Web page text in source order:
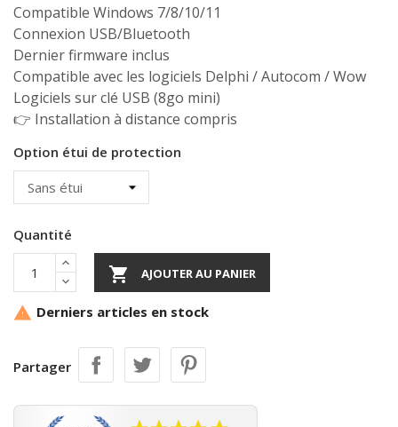
Compatible Windows 7/8/10/11
Connexion USB/Bluetooth
Dernier firmware inclus
Compatible avec les logiciels Delphi / Autocom / Wow
Logiciels sur clé USB (8go mini)
👉 Installation à distance compris
Option étui de protection
Quantité
 AJOUTER AU PANIER
 Derniers articles en stock
Partager